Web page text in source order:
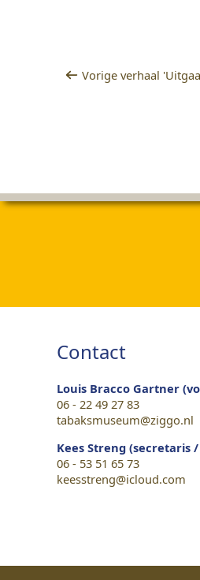
Vorige verhaal
Contact
Louis Bracco Gartner
06 - 22 49 27 83
tabaksmuseum@ziggo.nl
Kees Streng (secretaris
06 - 53 51 65 73
keesstreng@icloud.com